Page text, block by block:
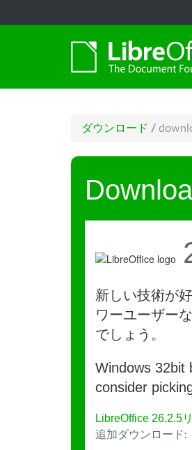
ダウンロード /
新しい技術が
ワーユーザー
でしょう。
Windows 32bit
consider
LibreOffice 26.2.5
追加ダウンロード: